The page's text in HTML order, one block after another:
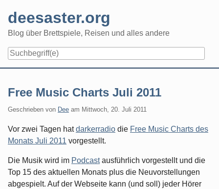
content
deesaster.org
Blog über Brettspiele, Reisen und alles andere
Free Music Charts Juli 2011
Geschrieben von Dee am Mittwoch, 20. Juli 2011
Vor zwei Tagen hatdarkerradio die Free Music Charts des
Monats Juli 2011 vorgestellt.
Die Musik wird im Podcastausführlich vorgestellt und die
Top 15 des aktuellen Monats plus die Neuvorstellungen
abgespielt. Auf der Webseite kann (und soll) jeder Hörer